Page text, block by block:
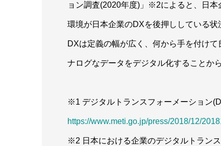
ョン調査(2020年度)」※2によると、日
環境が日本企業のDXを後押ししている状
DXは定義の幅が広く、何から手を付け
ナログなデータをデジタル化することか
※1 デジタルトランスフォーメーション
https://www.meti.go.jp/press/2018/12/
※2 日本における企業のデジタルトラン